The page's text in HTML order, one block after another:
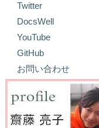
Twitter
DocsWell
YouTube
GitHub
お問い合わせ